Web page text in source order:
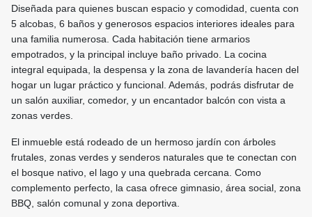
Diseñada para quienes buscan espacio y comodidad, cuenta con
5 alcobas, 6 baños y generosos espacios interiores ideales para
una familia numerosa. Cada habitación tiene armarios
empotrados, y la principal incluye baño privado. La cocina
integral equipada, la despensa y la zona de lavandería hacen del
hogar un lugar práctico y funcional. Además, podrás disfrutar de
un salón auxiliar, comedor, y un encantador balcón con vista a
zonas verdes.
El inmueble está rodeado de un hermoso jardín con árboles
frutales, zonas verdes y senderos naturales que te conectan con
el bosque nativo, el lago y una quebrada cercana. Como
complemento perfecto, la casa ofrece gimnasio, área social, zona
BBQ, salón comunal y zona deportiva.